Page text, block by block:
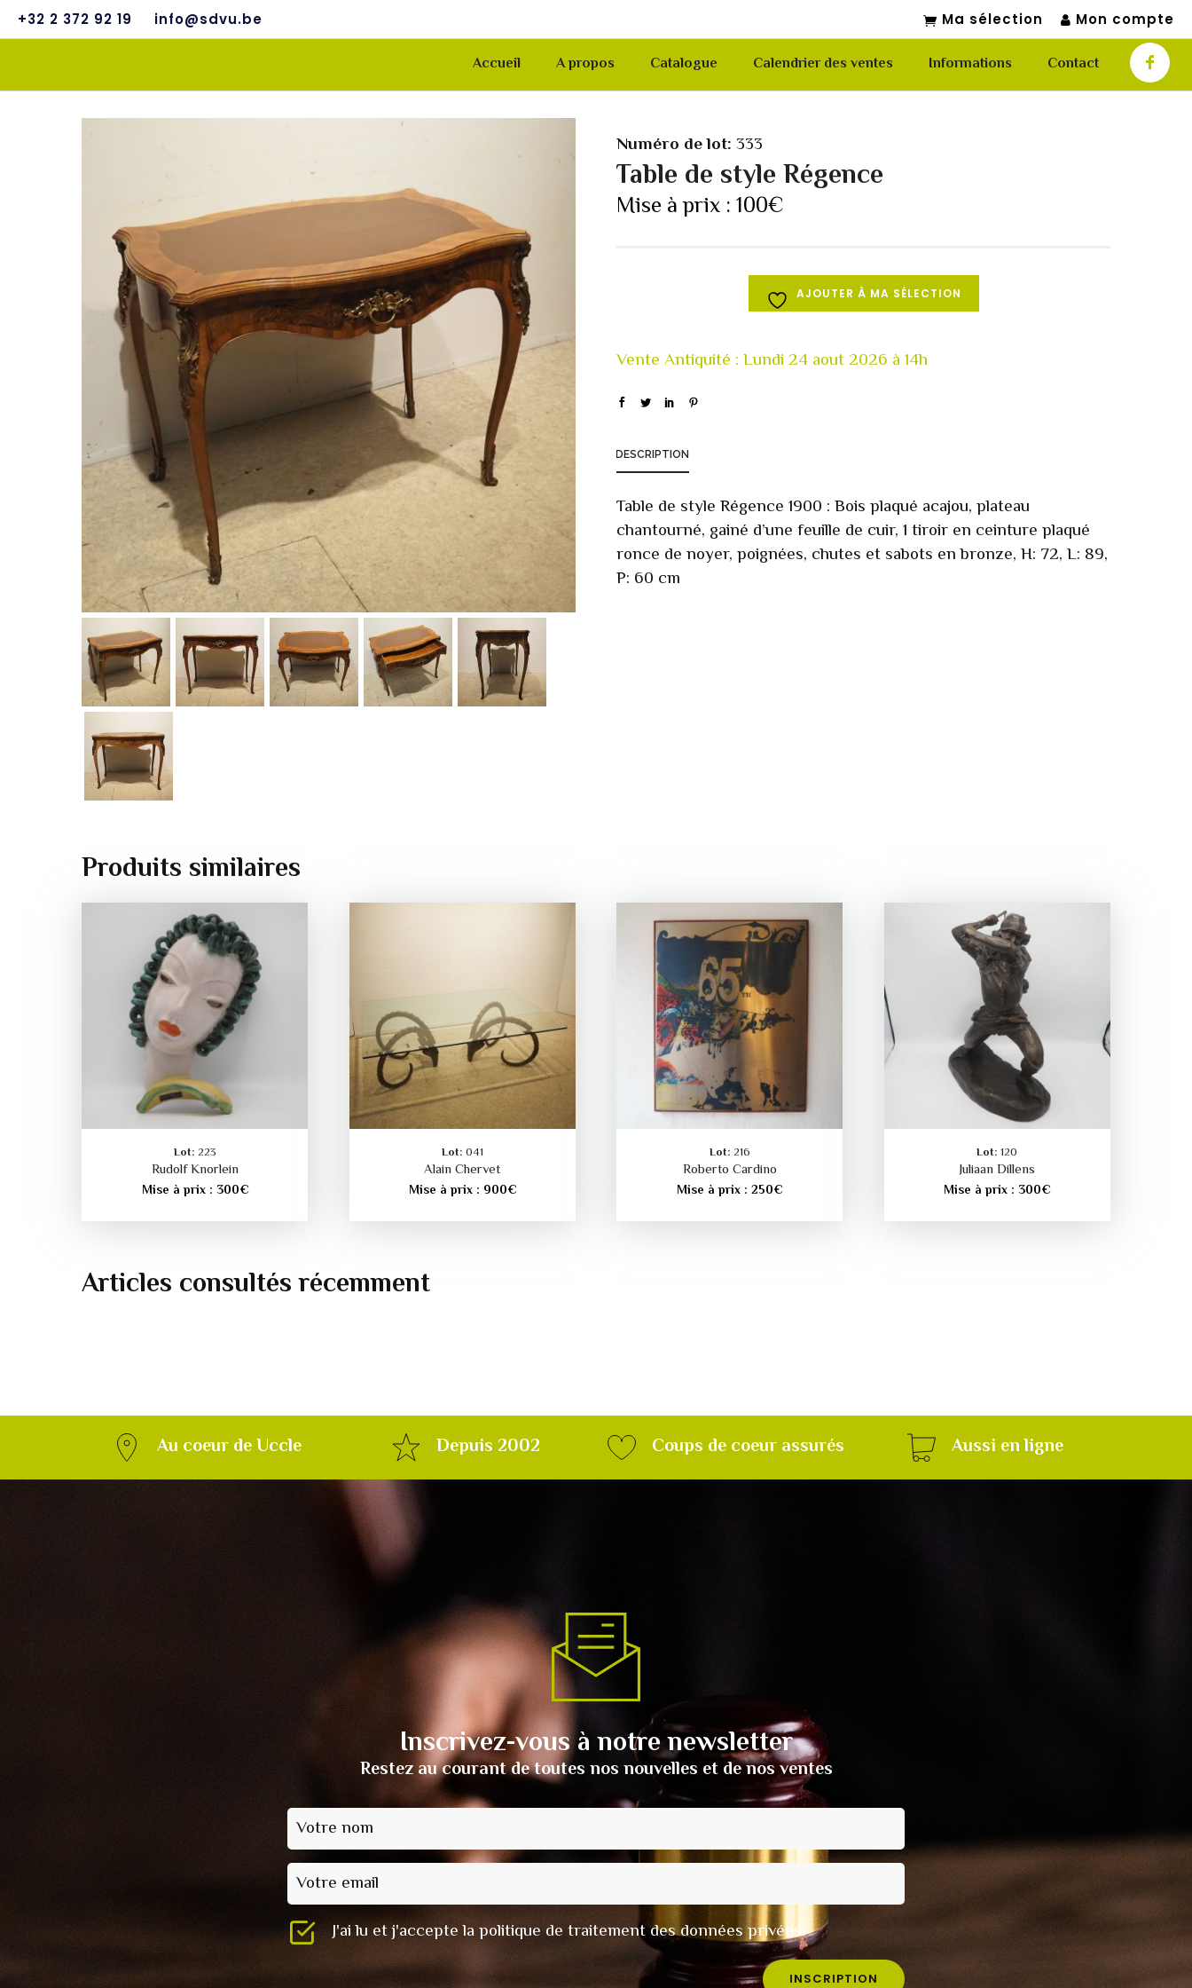
+32 2 372 92 19 info@sdvu.be Ma sélection Mon compte
Accueil A propos Catalogue Calendrier des ventes Informations Contact
Numéro de lot: 333
Table de style Régence
Mise à prix :100€
AJOUTER À MA SÉLECTION
DESCRIPTION
Table de style Régence 1900 : Bois plaqué acajou, plateau
chantourné, gainé d’une feuille de cuir, 1 tiroir en ceinture plaqué
ronce de noyer, poignées, chutes et sabots en bronze, H: 72, L: 89,
P: 60 cm
Produits similaires
Lot: 223
Rudolf Knorlein
Mise à prix : 300€
Lot: 041
Alain Chervet
Mise à prix : 900€
Lot: 216
Roberto Cardino
Mise à prix :250€
Lot: 120
Juliaan Dillens
Mise à prix :300€
Articles consultés récemment
Au coeur de Uccle Depuis 2002 Coups de coeur assurés Aussi en ligne
Inscrivez-vous à notre newsletter
Restez au courant de toutes nos nouvelles et de nos ventes
Votre nom
Votre email
J'ai lu et j'accepte la politique de traitement des données privées.
INSCRIPTION